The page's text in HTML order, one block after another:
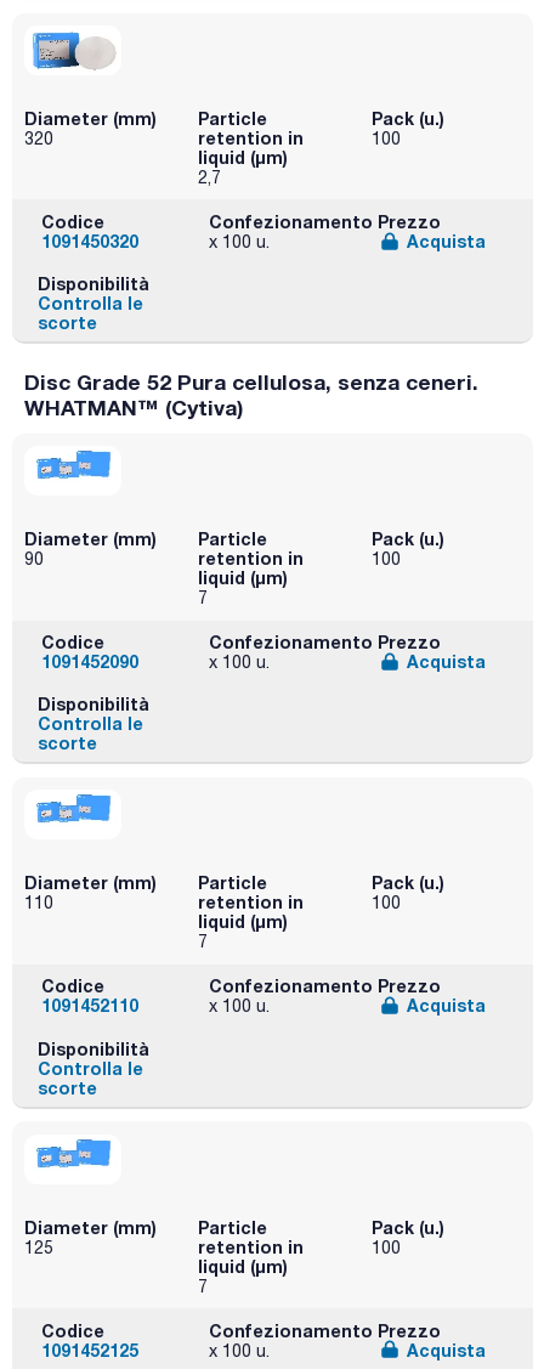
Diameter (mm)
320
Particle
retention in
liquid (μm)
2,7
Pack (u.)
100
Codice
1091450320
Confezionamento
x 100 u.
Prezzo
Acquista
Disponibilità
Controlla le
scorte
Disc Grade 52 Pura cellulosa, senza ceneri.
WHATMAN™ (Cytiva)
Diameter (mm)
90
Particle
retention in
liquid (μm)
7
Pack (u.)
100
Codice
1091452090
Confezionamento
x 100 u.
Prezzo
Acquista
Disponibilità
Controlla le
scorte
Diameter (mm)
110
Particle
retention in
liquid (μm)
7
Pack (u.)
100
Codice
1091452110
Confezionamento
x 100 u.
Prezzo
Acquista
Disponibilità
Controlla le
scorte
Diameter (mm)
125
Particle
retention in
liquid (μm)
7
Pack (u.)
100
Codice
1091452125
Confezionamento
x 100 u.
Prezzo
Acquista